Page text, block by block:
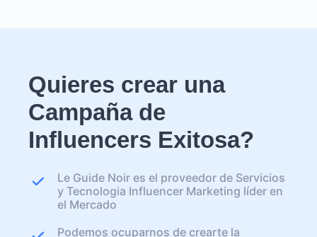
Quieres crear una
Campaña de
Influencers Exitosa?
Le Guide Noir es el proveedor de Servicios
y Tecnologia Influencer Marketing líder en
el Mercado
Podemos ocuparnos de crearte la